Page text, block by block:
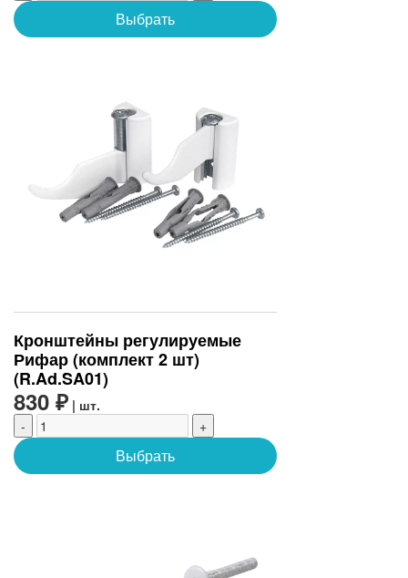
Выбрать
Кронштейны регулируемые
Рифар (комплект 2 шт)
(R.Ad.SA01)
830 ₽ | шт.
-
+
Выбрать